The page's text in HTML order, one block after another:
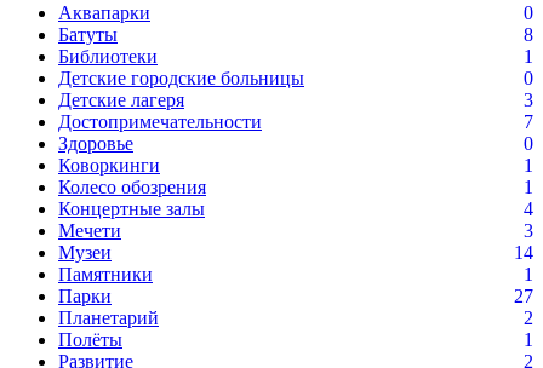
Аквапарки
0
Батуты
8
Библиотеки
1
Детские городские больницы
0
Детские лагеря
3
Достопримечательности
7
Здоровье
0
Коворкинги
1
Колесо обозрения
1
Концертные залы
4
Мечети
3
Музеи
14
Памятники
1
Парки
27
Планетарий
2
Полёты
1
Развитие
2